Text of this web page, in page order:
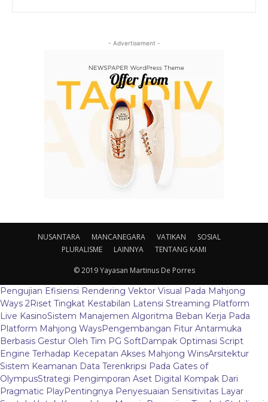
- Advertisement -
NUSANTARA MANCANEGARA VATIKAN
SOSIAL
PLURALISME
LAINNYA TENTANG KAMI
© 2019 Yayasan Martinus De Porres
Pengujian Efisiensi Rendering Vektor Visual Pada Mahjong
Ways 2Riset Tingkat Kestabilan Latensi Streaming Platform
Live KasinoSistem Manajemen Algoritma Beban Kerja Pada
Platform Mahjong WaysPengembangan Fitur Antarmuka
Berbasis Gestur Oleh Tim PG SoftDampak Optimasi Script
Engine Terhadap Kecepatan Akses Mahjong WinsArsitektur
Sistem Keamanan Data Terenkripsi Pada Gates of
OlympusStrategi Pengimporan Aset Digital Kompak Dari
Pragmatic PlayPentingnya Penyesuaian Sensitivitas Layar